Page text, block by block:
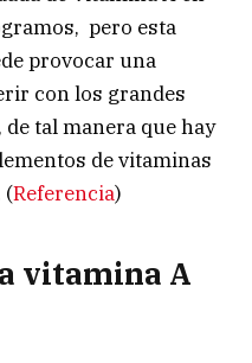
pero esta
provocar una
con los grandes
tal manera que hay
de vitaminas
(Referencia)
vitamina A